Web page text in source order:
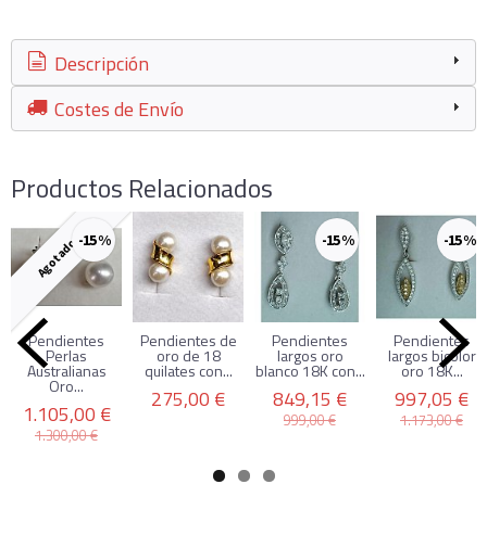
Descripción
Costes de Envío
Productos Relacionados
Agotado-15 %
Pendientes
Perlas
Australianas
Oro...
1.105,00 €
1.300,00 €
Pendientes de
oro de 18
quilates con...
275,00 €
-15 %
Pendientes
largos oro
blanco 18K con...
849,15 €
999,00 €
-15 %
Pendientes
largos bicolor
oro 18K...
997,05 €
1.173,00 €